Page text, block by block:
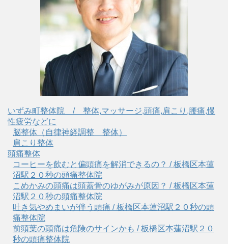
いずみ町整体院 / 整体,マッサージ,頭痛,肩こり,腰痛,慢
性疲労などに
脳整体（自律神経調整 整体）
肩こり整体
頭痛整体
コーヒーを飲むと偏頭痛を解消できるの？ / 板橋区本蓮
沼駅２０秒の頭痛整体院
こめかみの頭痛は頭蓋骨のゆがみが原因？ / 板橋区本蓮
沼駅２０秒の頭痛整体院
吐き気やめまいが伴う頭痛 / 板橋区本蓮沼駅２０秒の頭
痛整体院
前頭葉の頭痛は危険のサインかも / 板橋区本蓮沼駅２０
秒の頭痛整体院